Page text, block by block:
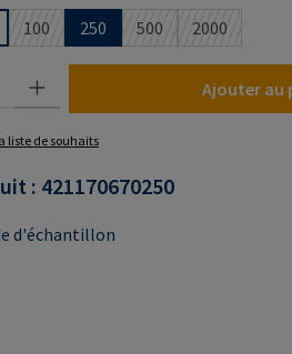
n'est pas disponible pour le moment.)
100
(Cette option n'est pas disponible pour
250 500
(Cette option n'est
2000
(Cette
Ajouter au
liste de souhaits
: 421170670250
d'échantillon